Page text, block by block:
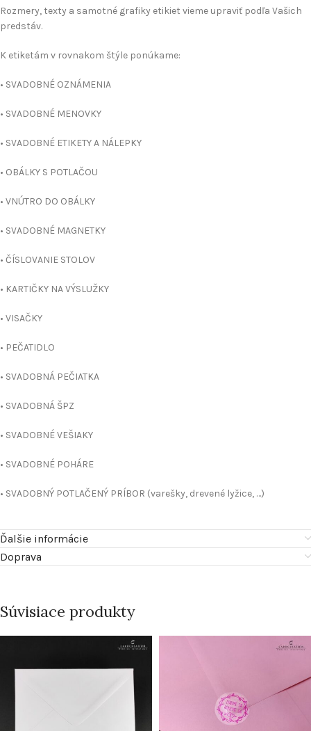
Rozmery, texty a samotné grafiky etikiet vieme upraviť podľa Vašich
predstáv.
K etiketám v rovnakom štýle ponúkame:
• SVADOBNÉ OZNÁMENIA
• SVADOBNÉ MENOVKY
• SVADOBNÉ ETIKETY A NÁLEPKY
• OBÁLKY S POTLAČOU
• VNÚTRO DO OBÁLKY
• SVADOBNÉ MAGNETKY
• ČÍSLOVANIE STOLOV
• KARTIČKY NA VÝSLUŽKY
• VISAČKY
• PEČATIDLO
• SVADOBNÁ PEČIATKA
• SVADOBNÁ ŠPZ
• SVADOBNÉ VEŠIAKY
• SVADOBNÉ POHÁRE
• SVADOBNÝ POTLAČENÝ PRÍBOR (varešky, drevené lyžice, …)
Ďalšie informácie
Doprava
Súvisiace produkty